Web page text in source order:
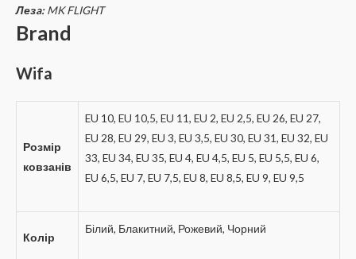
Лезa:MK FLIGHT
Brand
Wifa
Розмір
ковзанів
EU 10, EU 10,5, EU 11, EU 2, EU 2,5, EU 26, EU 27,
EU 28, EU 29, EU 3, EU 3,5, EU 30, EU 31, EU 32, EU
33, EU 34, EU 35, EU 4, EU 4,5, EU 5, EU 5,5, EU 6,
EU 6,5, EU 7, EU 7,5, EU 8, EU 8,5, EU 9, EU 9,5
Колір
Білий, Блакитний, Рожевий, Чорний